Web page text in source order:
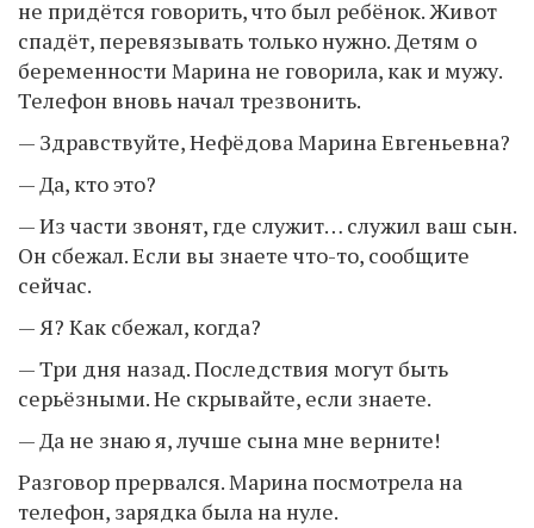
не придётся говорить, что был ребёнок. Живот
спадёт, перевязывать только нужно. Детям о
беременности Марина не говорила, как и мужу.
Телефон вновь начал трезвонить.
— Здравствуйте, Нефёдова Марина Евгеньевна?
— Да, кто это?
— Из части звонят, где служит… служил ваш сын.
Он сбежал. Если вы знаете что-то, сообщите
сейчас.
— Я? Как сбежал, когда?
— Три дня назад. Последствия могут быть
серьёзными. Не скрывайте, если знаете.
— Да не знаю я, лучше сына мне верните!
Разговор прервался. Марина посмотрела на
телефон, зарядка была на нуле.